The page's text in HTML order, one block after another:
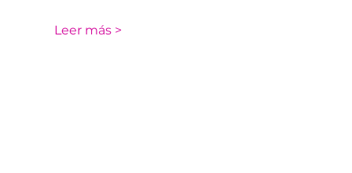
Leer más >